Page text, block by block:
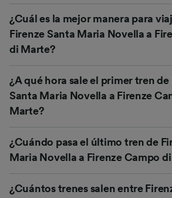
¿Cuál es la mejor manera para
Firenze Santa Maria Novella a
di Marte?
¿A qué hora sale el primer tren de
Santa Maria Novella a Firenze
Marte?
¿Cuándo pasa el último tren de
Maria Novella a Firenze Campo
¿Cuántos trenes salen entre